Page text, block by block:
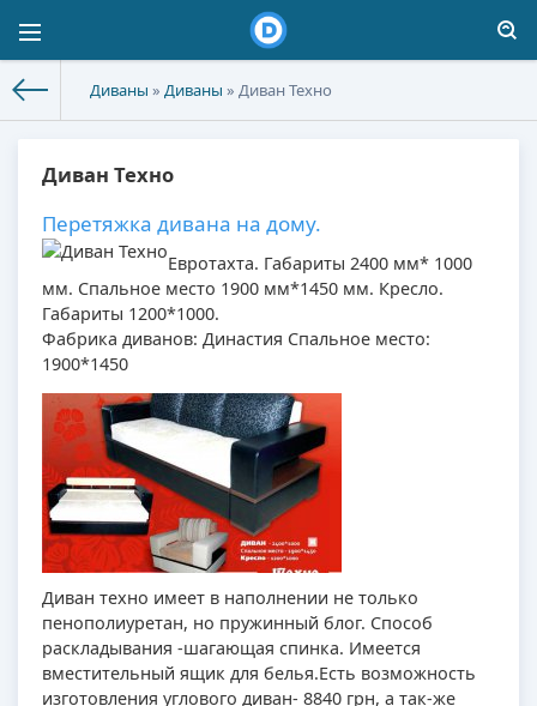
Диваны » Диваны » Диван Техно
Диван Техно
Перетяжка дивана на дому.
Евротахта. Габариты 2400 мм* 1000
мм. Спальное место 1900 мм*1450 мм. Кресло.
Габариты 1200*1000.
Фабрика диванов: Династия Спальное место:
1900*1450
Диван техно имеет в наполнении не только
пенополиуретан, но пружинный блог. Способ
раскладывания -шагающая спинка. Имеется
вместительный ящик для белья.Есть возможность
изготовления углового диван- 8840 грн, а так-же